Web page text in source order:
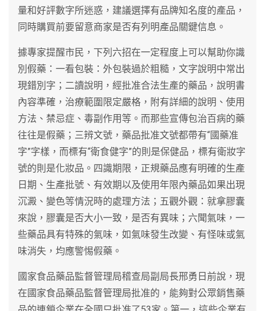
量和好評數字所迷惑，建議選擇有品牌知名度的產品，
同時購買前要留意商家是否有列明產品關鍵信息。
據專家提醒市民，下列六招在一定程度上可以幫助你識
別假藥：一看包裝：外包裝過於粗糙，文字說明中常出
現錯別字；二讀說明，經批准合法生產的藥品，說明書
內容準確，治療範圍限定嚴格，附有詳細的說明、使用
方法、禁忌症、毒副作用等。而那些宣傳包治百病的藥
往往是假藥；三辨文號，藥品批准文號都帶有“國藥准
字”字樣，而標有“衛食健字”的則是保健品，標有衛妝字
號的則是化妝品。四識期限，正規藥品應有明確的生產
日期、生產批號、有效期以及使用年限內藥品如果出現
沉澱、變色等情況時的處理方法；五觀外觀：就拿膠囊
來說，膠囊是否大小一致，是否有異味；六聞氣味，一
些藥品具有特殊的氣味，如氣味發生改變、有怪味或氣
味消失，均應警惕假藥。
國家食品藥品監督管理局稽查局副局長邢勇日前說，現
在國家食品藥品監督管理局批准的，能夠對公眾銷售藥